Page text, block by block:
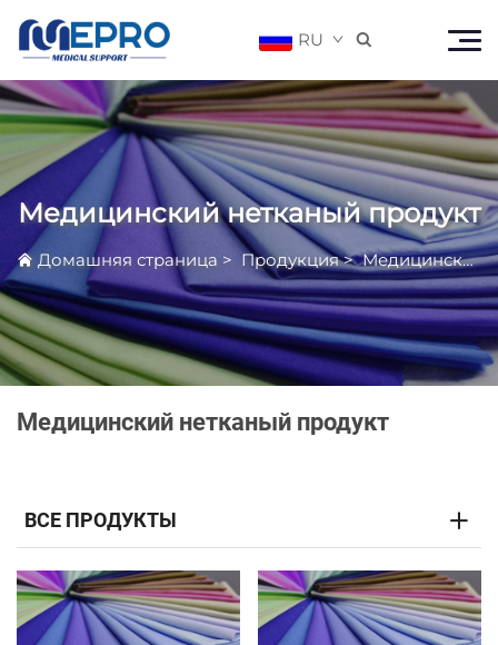
RU 
Медицинский нетканый продукт
Домашняя страница > Продукция>Медицинский нетканый продукт
Медицинский нетканый продукт
ВСЕ ПРОДУКТЫ